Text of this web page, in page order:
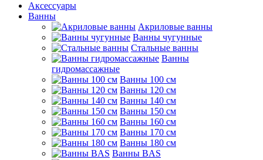
Аксессуары
Ванны
Акриловые ванны
Ванны чугунные
Стальные ванны
Ванны
гидромассажные
Ванны 100 см
Ванны 120 см
Ванны 140 см
Ванны 150 см
Ванны 160 см
Ванны 170 см
Ванны 180 см
Ванны BAS